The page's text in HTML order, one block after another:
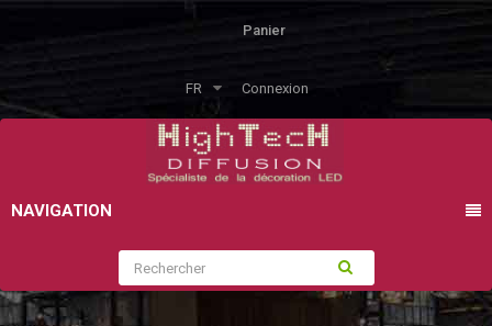
Panier
FR Connexion
NAVIGATION